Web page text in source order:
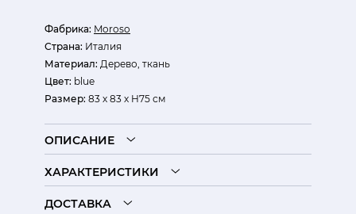
Фабрика: Moroso
Страна: Италия
Материал: Дерево, ткань
Цвет: blue
Размер: 83 х 83 х H75 см
ОПИСАНИЕ
ХАРАКТЕРИСТИКИ
ДОСТАВКА